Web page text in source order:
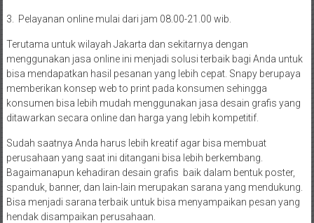
3. Pelayanan online mulai dari jam 08.00-21.00 wib.
Terutama untuk wilayah Jakarta dan sekitarnya dengan
menggunakan jasa online ini menjadi solusi terbaik bagi Anda untuk
bisa mendapatkan hasil pesanan yang lebih cepat. Snapy berupaya
memberikan konsep web to print pada konsumen sehingga
konsumen bisa lebih mudah menggunakan jasa desain grafis yang
ditawarkan secara online dan harga yang lebih kompetitif.
Sudah saatnya Anda harus lebih kreatif agar bisa membuat
perusahaan yang saat ini ditangani bisa lebih berkembang.
Bagaimanapun kehadiran desain grafis baik dalam bentuk poster,
spanduk, banner, dan lain-lain merupakan sarana yang mendukung.
Bisa menjadi sarana terbaik untuk bisa menyampaikan pesan yang
hendak disampaikan perusahaan.